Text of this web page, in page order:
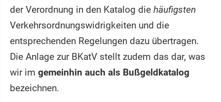
der Verordnung in den Katalog die häufigsten
Verkehrsordnungswidrigkeiten und die
entsprechenden Regelungen dazu übertragen.
Die Anlage zur BKatV stellt zudem das dar, was
wir im gemeinhin auch als Bußgeldkatalog
bezeichnen.